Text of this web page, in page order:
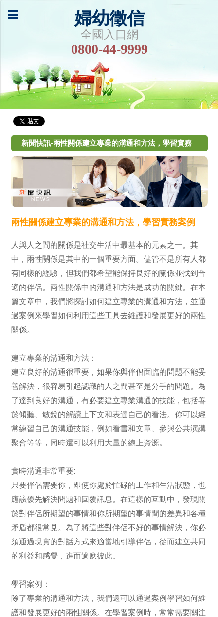
婦幼徵信
全國入口網
0800-44-9999
新聞快訊-兩性關係建立專業的溝通和方法，學習實務
案例
兩性關係建立專業的溝通和方法，學習實務案例
人與人之間的關係是社交生活中最基本的元素之一。其
中，兩性關係是其中的一個重要方面。儘管不是所有人都
有同樣的經驗，但我們都希望能保持良好的關係並找到合
適的伴侶。兩性關係中的溝通和方法是成功的關鍵。在本
篇文章中，我們將探討如何建立專業的溝通和方法，並通
過案例來學習如何利用這些工具去維護和發展更好的兩性
關係。
建立專業的溝通和方法：
建立良好的溝通很重要，如果你與伴侶面臨的問題不能妥
善解決，很容易引起認識的人之間甚至是分手的問題。為
了達到良好的溝通，有必要建立專業溝通的技能，包括善
於傾聽、敏銳的解讀上下文和表達自己的看法。你可以經
常練習自己的溝通技能，例如看書和文章、參與公共演講
聚會等等，同時還可以利用大量的線上資源。
實時溝通非常重要:
只要伴侶需要你，即使你處於忙碌的工作和生活狀態，也
應該優先解決問題和回覆訊息。在這樣的互動中，發現關
於對伴侶所期望的事情和你所期望的事情間的差異和各種
矛盾都很常見。為了將這些對伴侶不好的事情解決，你必
須通過現實的對話方式來適當地引導伴侶，從而建立共同
的利益和感覺，進而適應彼此。
學習案例：
除了專業的溝通和方法，我們還可以通過案例學習如何維
護和發展更好的兩性關係。在學習案例時，常常需要關注